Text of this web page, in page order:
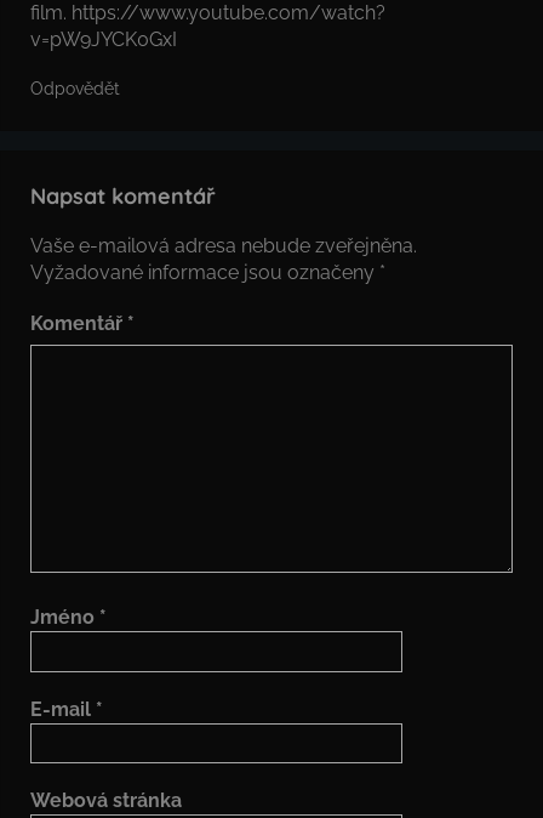
film. https://www.youtube.com/watch?
v=pW9JYCK0GxI
Odpovědět
Napsat komentář
Vaše e-mailová adresa nebude zveřejněna.
Vyžadované informace jsou označeny *
Komentář *
Jméno *
E-mail *
Webová stránka